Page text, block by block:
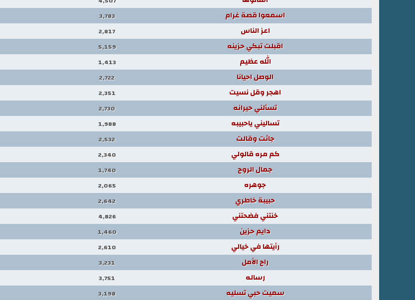
اسمعوا قصة غرام 3,783
اعز الناس 2,817
اقبلت تبكي حزينه 5,159
الله عظيم 1,413
الوصل احيانا 2,722
اهجر وقل نسيت 2,351
تسألني حيرانه 2,730
تساليني ياحبيبه 1,988
جائت وقالت 2,532
كم مره قالولي 2,340
جمال الروح 1,740
جوهره 2,065
حبيبة خاطري 2,642
خنتني فضحتني 4,826
دايم حزين 1,460
رأيتها في خيالي 2,610
راح الأمل 3,231
رساله 3,751
سميت حبي تسليه 3,198